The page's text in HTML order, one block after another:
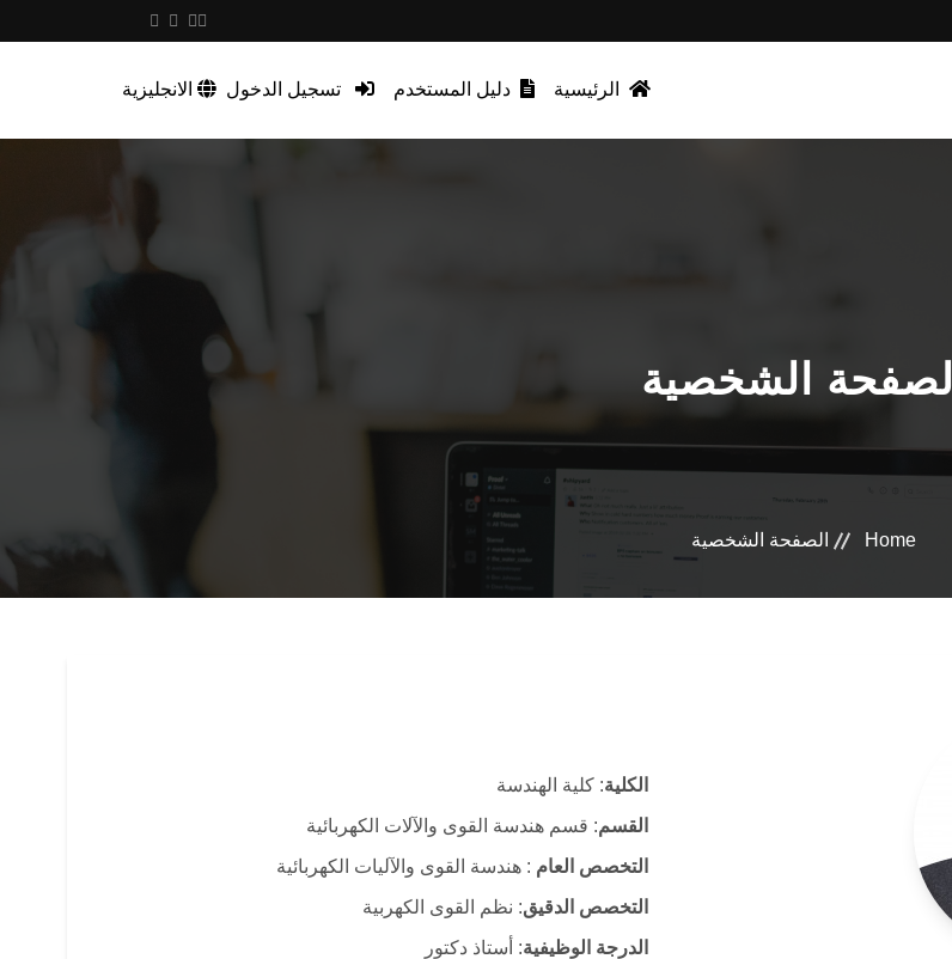
الرئيسية دليل المستخدم تسجيل الدخول الانجليزية
الصفحة الشخصية
Home الصفحة الشخصية
الكلية: كلية الهندسة
القسم: قسم هندسة القوى والآلات الكهربائية
التخصص العام : هندسة القوى والآليات الكهربائية
التخصص الدقيق: نظم القوى الكهربية
الدرجة الوظيفية: أستاذ دكتور